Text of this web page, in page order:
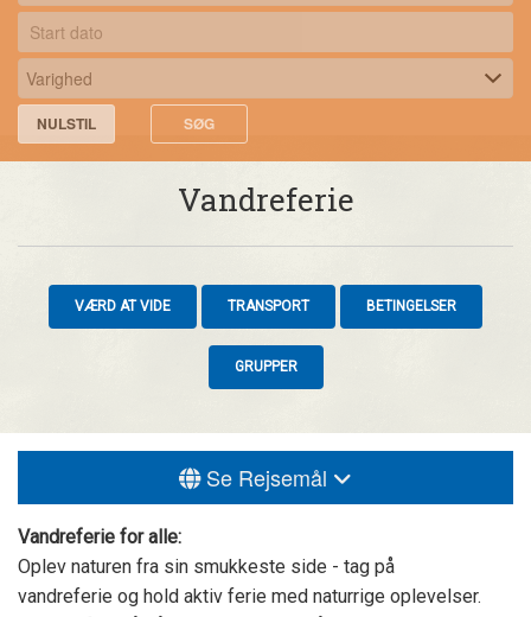
NULSTIL SØG
Vandreferie
VÆRD AT VIDE TRANSPORT BETINGELSER
GRUPPER
Se Rejsemål
Vandreferie for alle:
Oplev naturen fra sin smukkeste side - tag på
vandreferie og hold aktiv ferie med naturrige oplevelser.